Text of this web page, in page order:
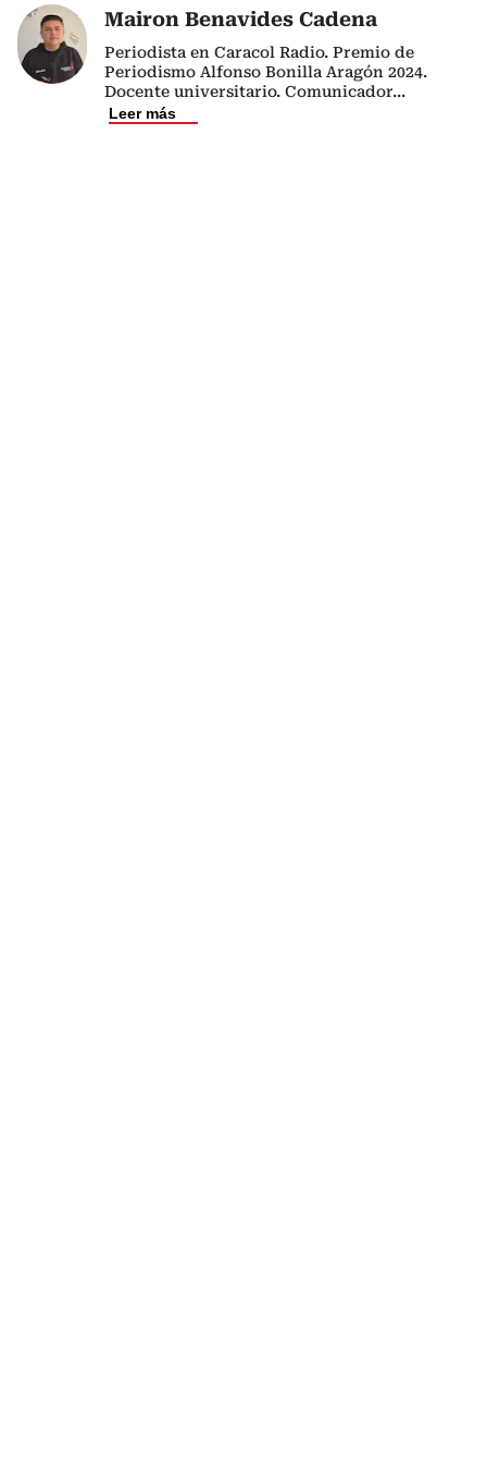
Mairon Benavides Cadena
Periodista en Caracol Radio. Premio de
Periodismo Alfonso Bonilla Aragón 2024.
Docente universitario. Comunicador...
Leer más